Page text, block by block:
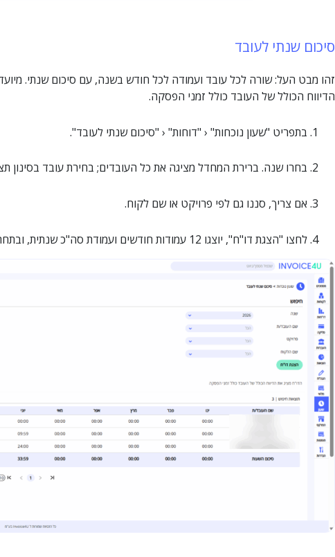
סיכום שנתי לעובד
זהו מבט העל: שורה לכל עובד ועמודה לכל חודש בשנה, עם סיכום שנתי.
הדיווח הכולל של העובד כולל זמני הפסקה.
בתפריט "שעון נוכחות" ‹ "דוחות" ‹ "סיכום שנתי לעובד".
בחרו שנה. ברירת המחדל מציגה את כל העובדים; בחירת עובד בסינון
אם צריך, סננו גם לפי פרויקט או שם לקוח.
לחצו "הצגת דו"ח", יוצגו 12 עמודות חודשים ועמודת סה"כ שנתית, ובתחתית שורת "סיכום השעות".